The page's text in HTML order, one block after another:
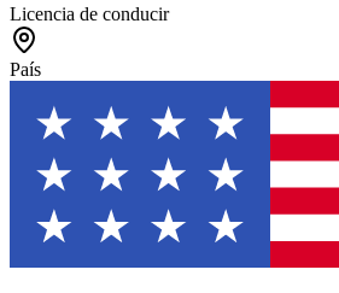
Licencia de conducir
País